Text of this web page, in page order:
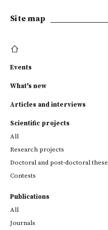
Site map
Events
What's new
Articles and interviews
Scientific projects
All
Research projects
Doctoral and post-doctoral
Contests
Publications
All
Journals